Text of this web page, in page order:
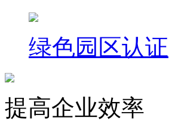
绿色园区认证
提高企业效率